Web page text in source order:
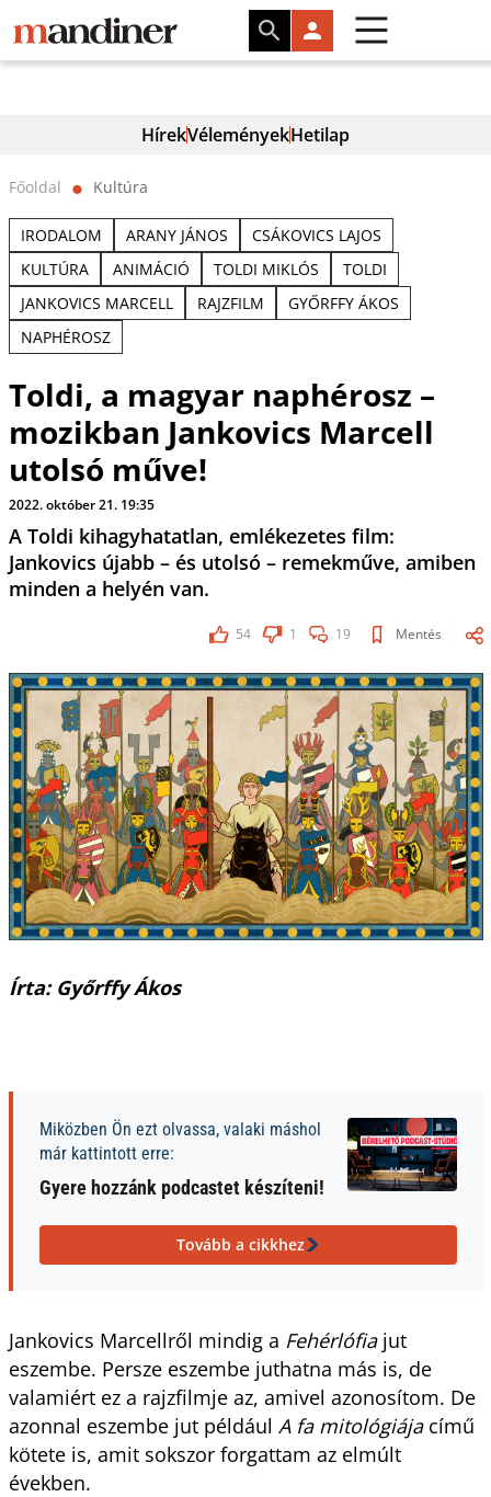
HírekVéleményekHetilap
Főoldal ⬤ Kultúra
IRODALOM ARANY JÁNOS
CSÁKOVICS LAJOS
KULTÚRA
ANIMÁCIÓ TOLDI MIKLÓS
TOLDI
JANKOVICS MARCELL
RAJZFILM
GYŐRFFY ÁKOS
NAPHÉROSZ
Toldi, a magyar naphérosz –
mozikban Jankovics Marcell
utolsó műve!
2022. október 21. 19:35
A Toldi kihagyhatatlan, emlékezetes film:
Jankovics újabb – és utolsó – remekműve, amiben
minden a helyén van.
54 1 19 Mentés
Írta: Győrffy Ákos
Miközben Ön ezt olvassa, valaki máshol
már kattintott erre:
Gyere hozzánk podcastet készíteni!
Tovább a cikkhez
Jankovics Marcellről mindig a Fehérlófia jut
eszembe. Persze eszembe juthatna más is, de
valamiért ez a rajzfilmje az, amivel azonosítom. De
azonnal eszembe jut például A fa mitológiájacímű
kötete is, amit sokszor forgattam az elmúlt
években.